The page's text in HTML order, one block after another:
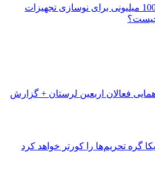
ماجرای پرداخت وام 100 میلیونی برای نوسازی تجهیزات
فعالان اربعین لرستان + گزارش
گره تحریم‌ها را کورتر خواهد کرد